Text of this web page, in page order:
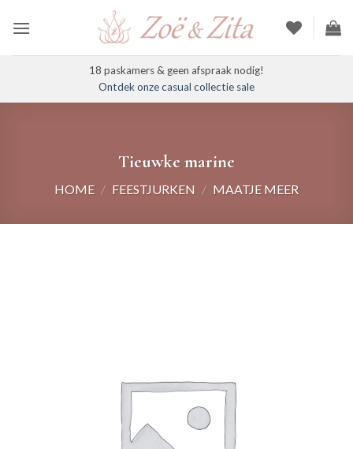
naar
18 paskamers & geen afspraak nodig!
Ontdek onze casual collectie sale
Tieuwke marine
HOME / FEESTJURKEN / MAATJE MEER